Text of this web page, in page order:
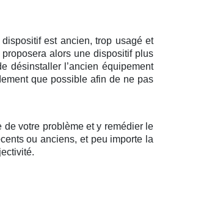
est ancien, trop usagé et
alors une dispositif plus
désinstaller l’ancien équipement
que possible afin de ne pas
votre problème et y remédier le
ou anciens, et peu importe la